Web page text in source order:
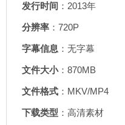
发行时间 ：2013年
分辨率 ：720P
字幕信息 ：无字幕
文件大小：870MB
文件格式 ：MKV/MP4
下载类型 ：高清素材